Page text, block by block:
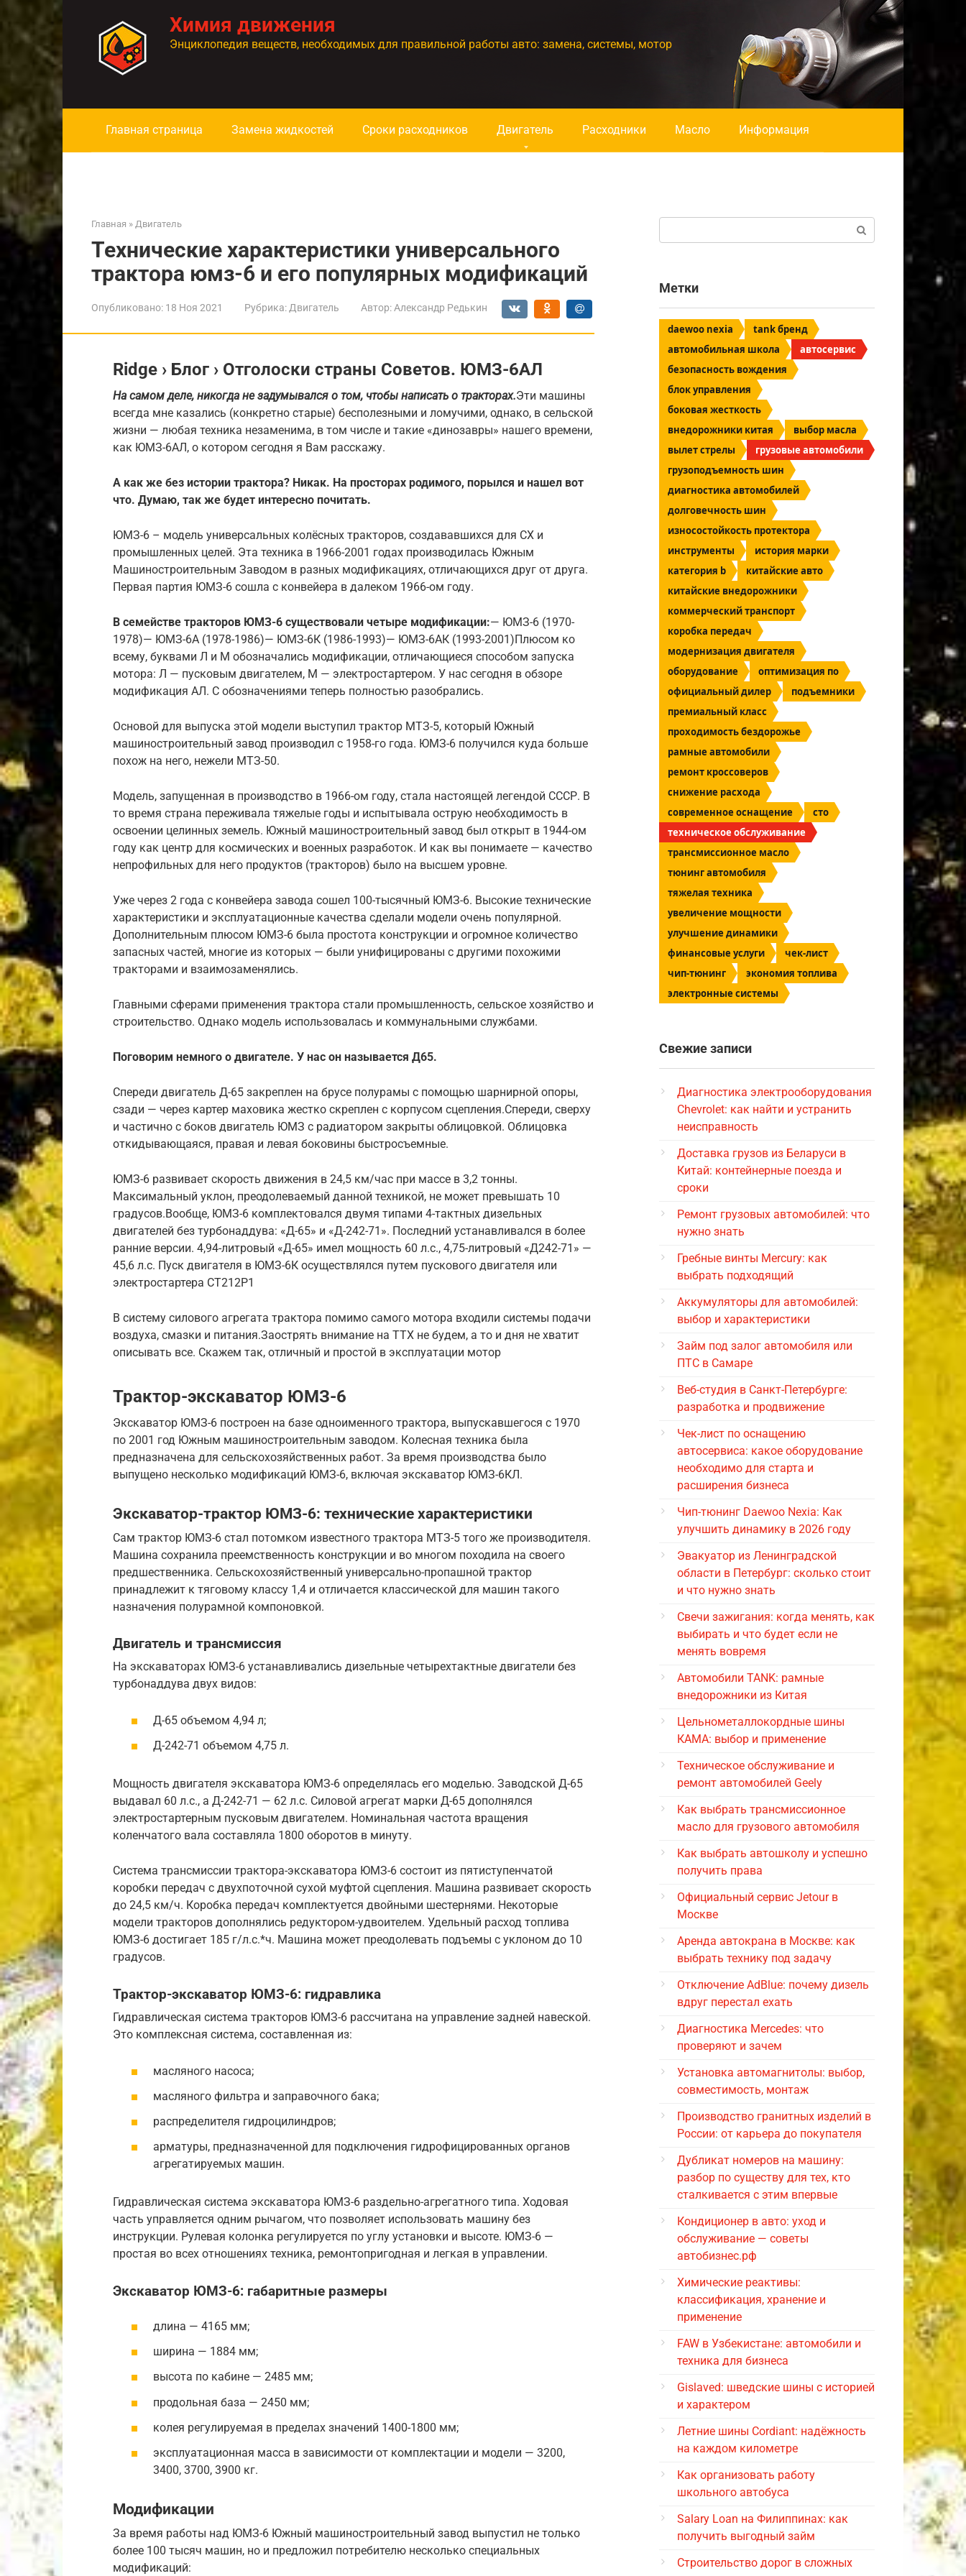
контенту
Химия движения
Энциклопедия веществ, необходимых для правильной работы авто: замена, системы, мотор
Главная страница Замена жидкостей Сроки расходников Двигатель Расходники Масло Информация
Главная » Двигатель
Технические характеристики универсального
трактора юмз-6 и его популярных модификаций
Опубликовано: 18 Ноя 2021 Рубрика: Двигатель Автор: Александр Редькин
Ridge › Блог › Отголоски страны Советов. ЮМЗ-6АЛ
На самом деле, никогда не задумывался о том, чтобы написать о тракторах.Эти машины
всегда мне казались (конкретно старые) бесполезными и ломучими, однако, в сельской
жизни — любая техника незаменима, в том числе и такие «динозавры» нашего времени,
как ЮМЗ-6АЛ, о котором сегодня я Вам расскажу.
А как же без истории трактора? Никак. На просторах родимого, порылся и нашел вот
что. Думаю, так же будет интересно почитать.
ЮМЗ-6 – модель универсальных колёсных тракторов, создававшихся для СХ и
промышленных целей. Эта техника в 1966-2001 годах производилась Южным
Машиностроительным Заводом в разных модификациях, отличающихся друг от друга.
Первая партия ЮМЗ-6 сошла с конвейера в далеком 1966-ом году.
В семействе тракторов ЮМЗ-6 существовали четыре модификации:— ЮМЗ-6 (1970-
1978)— ЮМЗ-6А (1978-1986)— ЮМЗ-6К (1986-1993)— ЮМЗ-6АК (1993-2001)Плюсом ко
всему, буквами Л и М обозначались модификации, отличающиеся способом запуска
мотора: Л — пусковым двигателем, М — электростартером. У нас сегодня в обзоре
модификация АЛ. С обозначениями теперь полностью разобрались.
Основой для выпуска этой модели выступил трактор МТЗ-5, который Южный
машиностроительный завод производил с 1958-го года. ЮМЗ-6 получился куда больше
похож на него, нежели МТЗ-50.
Модель, запущенная в производство в 1966-ом году, стала настоящей легендой СССР. В
то время страна переживала тяжелые годы и испытывала острую необходимость в
освоении целинных земель. Южный машиностроительный завод был открыт в 1944-ом
году как центр для космических и военных разработок. И как вы понимаете — качество
непрофильных для него продуктов (тракторов) было на высшем уровне.
Уже через 2 года с конвейера завода сошел 100-тысячный ЮМЗ-6. Высокие технические
характеристики и эксплуатационные качества сделали модели очень популярной.
Дополнительным плюсом ЮМЗ-6 была простота конструкции и огромное количество
запасных частей, многие из которых — были унифицированы с другими похожими
тракторами и взаимозаменялись.
Главными сферами применения трактора стали промышленность, сельское хозяйство и
строительство. Однако модель использовалась и коммунальными службами.
Поговорим немного о двигателе. У нас он называется Д65.
Спереди двигатель Д-65 закреплен на брусе полурамы с помощью шарнирной опоры,
сзади — через картер маховика жестко скреплен с корпусом сцепления.Спереди, сверху
и частично с боков двигатель ЮМЗ с радиатором закрыты облицовкой. Облицовка
откидывающаяся, правая и левая боковины быстросъемные.
ЮМЗ-6 развивает скорость движения в 24,5 км/час при массе в 3,2 тонны.
Максимальный уклон, преодолеваемый данной техникой, не может превышать 10
градусов.Вообще, ЮМЗ-6 комплектовался двумя типами 4-тактных дизельных
двигателей без турбонаддува: «Д-65» и «Д-242-71». Последний устанавливался в более
ранние версии. 4,94-литровый «Д-65» имел мощность 60 л.с., 4,75-литровый «Д242-71» —
45,6 л.с. Пуск двигателя в ЮМЗ-6К осуществлялся путем пускового двигателя или
электростартера СТ212Р1
В систему силового агрегата трактора помимо самого мотора входили системы подачи
воздуха, смазки и питания.Заострять внимание на ТТХ не будем, а то и дня не хватит
описывать все. Скажем так, отличный и простой в эксплуатации мотор
Трактор-экскаватор ЮМЗ-6
Экскаватор ЮМЗ-6 построен на базе одноименного трактора, выпускавшегося с 1970
по 2001 год Южным машиностроительным заводом. Колесная техника была
предназначена для сельскохозяйственных работ. За время производства было
выпущено несколько модификаций ЮМЗ-6, включая экскаватор ЮМЗ-6КЛ.
Экскаватор-трактор ЮМЗ-6: технические характеристики
Сам трактор ЮМЗ-6 стал потомком известного трактора МТЗ-5 того же производителя.
Машина сохранила преемственность конструкции и во многом походила на своего
предшественника. Сельскохозяйственный универсально-пропашной трактор
принадлежит к тяговому классу 1,4 и отличается классической для машин такого
назначения полурамной компоновкой.
Двигатель и трансмиссия
На экскаваторах ЮМЗ-6 устанавливались дизельные четырехтактные двигатели без
турбонаддува двух видов:
Д-65 объемом 4,94 л;
Д-242-71 объемом 4,75 л.
Мощность двигателя экскаватора ЮМЗ-6 определялась его моделью. Заводской Д-65
выдавал 60 л.с., а Д-242-71 — 62 л.с. Силовой агрегат марки Д-65 дополнялся
электростартерным пусковым двигателем. Номинальная частота вращения
коленчатого вала составляла 1800 оборотов в минуту.
Система трансмиссии трактора-экскаватора ЮМЗ-6 состоит из пятиступенчатой
коробки передач с двухпоточной сухой муфтой сцепления. Машина развивает скорость
до 24,5 км/ч. Коробка передач комплектуется двойными шестернями. Некоторые
модели тракторов дополнялись редуктором-удвоителем. Удельный расход топлива
ЮМЗ-6 достигает 185 г/л.с.*ч. Машина может преодолевать подъемы с уклоном до 10
градусов.
Трактор-экскаватор ЮМЗ-6: гидравлика
Гидравлическая система тракторов ЮМЗ-6 рассчитана на управление задней навеской.
Это комплексная система, составленная из:
масляного насоса;
масляного фильтра и заправочного бака;
распределителя гидроцилиндров;
арматуры, предназначенной для подключения гидрофицированных органов
агрегатируемых машин.
Гидравлическая система экскаватора ЮМЗ-6 раздельно-агрегатного типа. Ходовая
часть управляется одним рычагом, что позволяет использовать машину без
инструкции. Рулевая колонка регулируется по углу установки и высоте. ЮМЗ-6 —
простая во всех отношениях техника, ремонтопригодная и легкая в управлении.
Экскаватор ЮМЗ-6: габаритные размеры
длина — 4165 мм;
ширина — 1884 мм;
высота по кабине — 2485 мм;
продольная база — 2450 мм;
колея регулируемая в пределах значений 1400-1800 мм;
эксплуатационная масса в зависимости от комплектации и модели — 3200,
3400, 3700, 3900 кг.
Модификации
За время работы над ЮМЗ-6 Южный машиностроительный завод выпустил не только
более 100 тысяч машин, но и предложил потребителю несколько специальных
модификаций:
Метки
daewoo nexia
tank бренд
автомобильная школа
автосервис
безопасность вождения
блок управления
боковая жесткость
внедорожники китая
выбор масла
вылет стрелы
грузовые автомобили
грузоподъемность шин
диагностика автомобилей
долговечность шин
износостойкость протектора
инструменты
история марки
категория b
китайские авто
китайские внедорожники
коммерческий транспорт
коробка передач
модернизация двигателя
оборудование
оптимизация по
официальный дилер
подъемники
премиальный класс
проходимость бездорожье
рамные автомобили
ремонт кроссоверов
снижение расхода
современное оснащение
сто
техническое обслуживание
трансмиссионное масло
тюнинг автомобиля
тяжелая техника
увеличение мощности
улучшение динамики
финансовые услуги
чек-лист
чип-тюнинг
экономия топлива
электронные системы
Свежие записи
Диагностика электрооборудования
Chevrolet: как найти и устранить
неисправность
Доставка грузов из Беларуси в
Китай: контейнерные поезда и
сроки
Ремонт грузовых автомобилей: что
нужно знать
Гребные винты Mercury: как
выбрать подходящий
Аккумуляторы для автомобилей:
выбор и характеристики
Займ под залог автомобиля или
ПТС в Самаре
Веб-студия в Санкт-Петербурге:
разработка и продвижение
Чек-лист по оснащению
автосервиса: какое оборудование
необходимо для старта и
расширения бизнеса
Чип-тюнинг Daewoo Nexia: Как
улучшить динамику в 2026 году
Эвакуатор из Ленинградской
области в Петербург: сколько стоит
и что нужно знать
Свечи зажигания: когда менять, как
выбирать и что будет если не
менять вовремя
Автомобили TANK: рамные
внедорожники из Китая
Цельнометаллокордные шины
КАМА: выбор и применение
Техническое обслуживание и
ремонт автомобилей Geely
Как выбрать трансмиссионное
масло для грузового автомобиля
Как выбрать автошколу и успешно
получить права
Официальный сервис Jetour в
Москве
Аренда автокрана в Москве: как
выбрать технику под задачу
Отключение AdBlue: почему дизель
вдруг перестал ехать
Диагностика Mercedes: что
проверяют и зачем
Установка автомагнитолы: выбор,
совместимость, монтаж
Производство гранитных изделий в
России: от карьера до покупателя
Дубликат номеров на машину:
разбор по существу для тех, кто
сталкивается с этим впервые
Кондиционер в авто: уход и
обслуживание — советы
автобизнес.рф
Химические реактивы:
классификация, хранение и
применение
FAW в Узбекистане: автомобили и
техника для бизнеса
Gislaved: шведские шины с историей
и характером
Летние шины Cordiant: надёжность
на каждом километре
Как организовать работу
школьного автобуса
Salary Loan на Филиппинах: как
получить выгодный займ
Строительство дорог в сложных